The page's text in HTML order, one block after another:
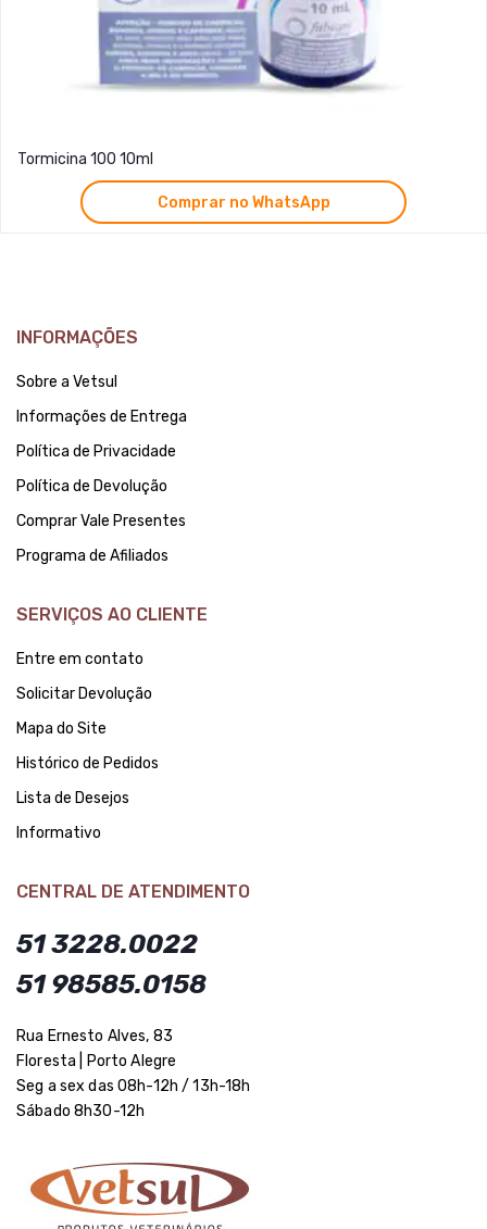
Tormicina 100 10ml
Comprar no WhatsApp
INFORMAÇÕES
Sobre a Vetsul
Informações de Entrega
Política de Privacidade
Política de Devolução
Comprar Vale Presentes
Programa de Afiliados
SERVIÇOS AO CLIENTE
Entre em contato
Solicitar Devolução
Mapa do Site
Histórico de Pedidos
Lista de Desejos
Informativo
CENTRAL DE ATENDIMENTO
51 3228.0022
51 98585.0158
Rua Ernesto Alves, 83
Floresta | Porto Alegre
Seg a sex das 08h-12h / 13h-18h
Sábado 8h30-12h